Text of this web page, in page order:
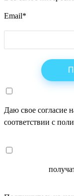
Email*
Даю свое согласие
соответствии с